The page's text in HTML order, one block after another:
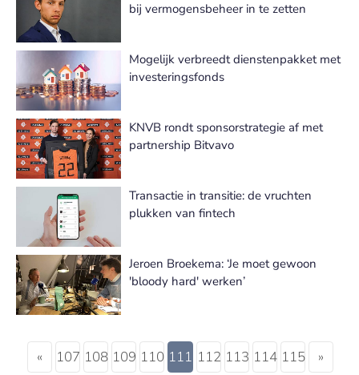
bij vermogensbeheer in te zetten
Mogelijk verbreedt dienstenpakket met
investeringsfonds
KNVB rondt sponsorstrategie af met
partnership Bitvavo
Transactie in transitie: de vruchten
plukken van fintech
Jeroen Broekema: ‘Je moet gewoon
'bloody hard' werken’
« 107 108 109 110 111 112 113 114 115 »